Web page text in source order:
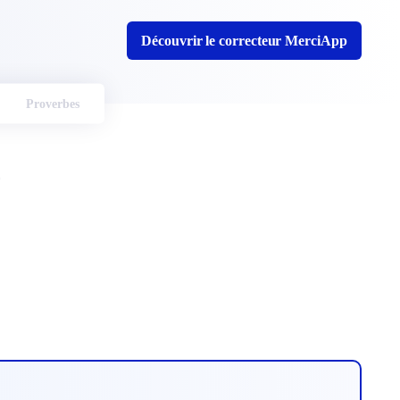
Découvrir le correcteur MerciApp
Proverbes